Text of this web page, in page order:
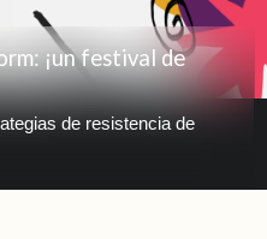
¡un festival de
de resistencia de